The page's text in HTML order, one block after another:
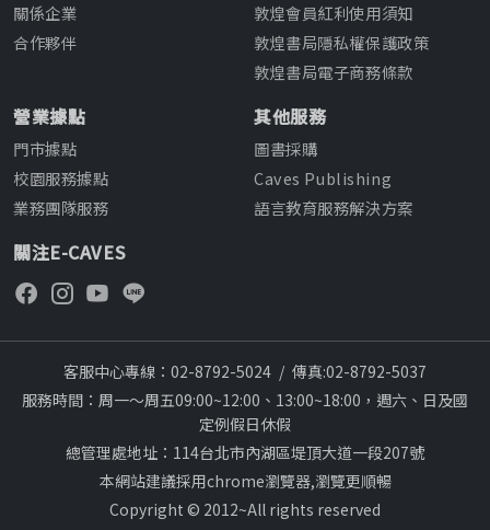
關係企業
合作夥伴
敦煌會員紅利使用須知
敦煌書局隱私權保護政策
敦煌書局電子商務條款
營業據點
門市據點
校園服務據點
業務團隊服務
其他服務
圖書採購
Caves Publishing
語言教育服務解決方案
關注E-CAVES
客服中心專線：02-8792-5024 / 傳真:02-8792-5037
服務時間：周一～周五09:00~12:00、13:00~18:00，週六、日及國
定例假日休假
總管理處地址：114台北市內湖區堤頂大道一段207號
本網站建議採用chrome瀏覽器,瀏覽更順暢
Copyright © 2012~All rights reserved